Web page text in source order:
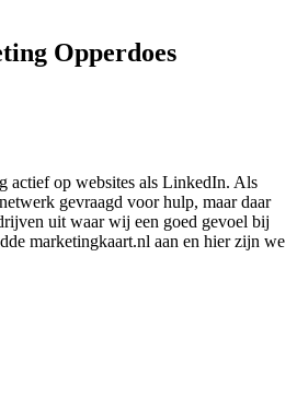
Opperdoes
actief op websites als LinkedIn. Als
gevraagd voor hulp, maar daar
uit waar wij een goed gevoel bij
marketingkaart.nl aan en hier zijn we